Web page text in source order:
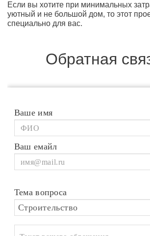
Если вы хотите при минимальных
уютный и не большой дом, то этот
специально для вас.
Обратная
Ваше имя
Ваш емайл
Тема вопроса